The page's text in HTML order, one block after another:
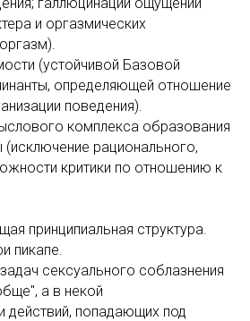
и оргазмических
(устойчивой Базовой
определяющей отношение
поведения).
комплекса образования
рационального,
критики по отношению к
принципиальная структура.
пикапе.
сексуального соблазнения
а в некой
действий, попадающих под